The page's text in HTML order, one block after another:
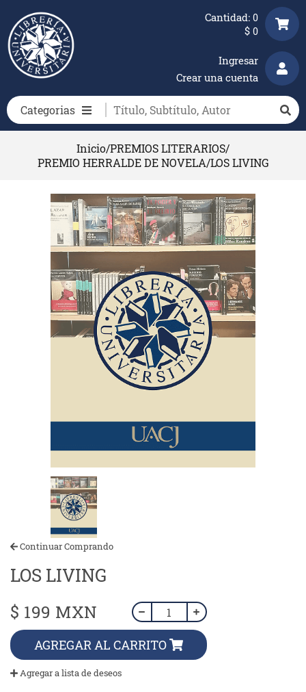
Categorias
Ingresar
Crear una cuenta
Cantidad: 0
$ 0
Inicio/PREMIOS LITERARIOS/
PREMIO HERRALDE DE NOVELA/LOS LIVING
Continuar Comprando
LOS LIVING
$ 199 MXN
AGREGAR AL CARRITO
Agregar a lista de deseos